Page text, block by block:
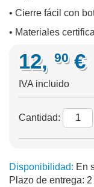
• Cierre fácil con
• Materiales
12, 90 €
IVA incluido
Cantidad:
Disponibilidad: En
Plazo de entrega: